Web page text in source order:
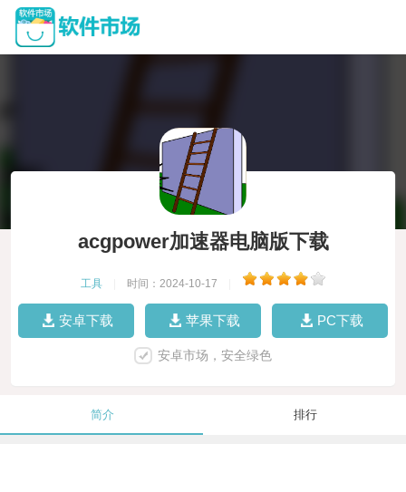
acgpower加速器电脑版下载
工具 时间：2024-10-17
安卓下载 苹果下载 PC下载
安卓市场，安全绿色
简介 排行